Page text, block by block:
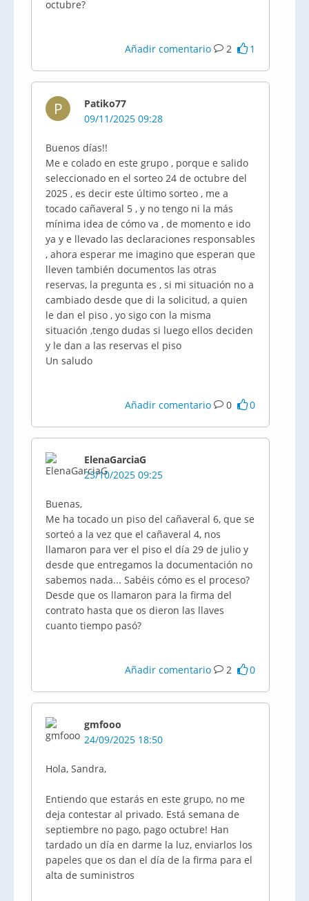
octubre?
Añadir comentario 2 1
P
Patiko77
09/11/2025 09:28
Buenos días!!
Me e colado en este grupo , porque e salido
seleccionado en el sorteo 24 de octubre del
2025 , es decir este último sorteo , me a
tocado cañaveral 5 , y no tengo ni la más
mínima idea de cómo va , de momento e ido
ya y e llevado las declaraciones responsables
, ahora esperar me imagino que esperan que
lleven también documentos las otras
reservas, la pregunta es , si mi situación no a
cambiado desde que di la solicitud, a quien
le dan el piso , yo sigo con la misma
situación ,tengo dudas si luego ellos deciden
y le dan a las reservas el piso
Un saludo
Añadir comentario 0 0
ElenaGarciaG
23/10/2025 09:25
Buenas,
Me ha tocado un piso del cañaveral 6, que se
sorteó a la vez que el cañaveral 4, nos
llamaron para ver el piso el día 29 de julio y
desde que entregamos la documentación no
sabemos nada... Sabéis cómo es el proceso?
Desde que os llamaron para la firma del
contrato hasta que os dieron las llaves
cuanto tiempo pasó?
Añadir comentario 2 0
gmfooo
24/09/2025 18:50
Hola, Sandra,
Entiendo que estarás en este grupo, no me
deja contestar al privado. Está semana de
septiembre no pago, pago octubre! Han
tardado un día en darme la luz, enviarlos los
papeles que os dan el día de la firma para el
alta de suministros